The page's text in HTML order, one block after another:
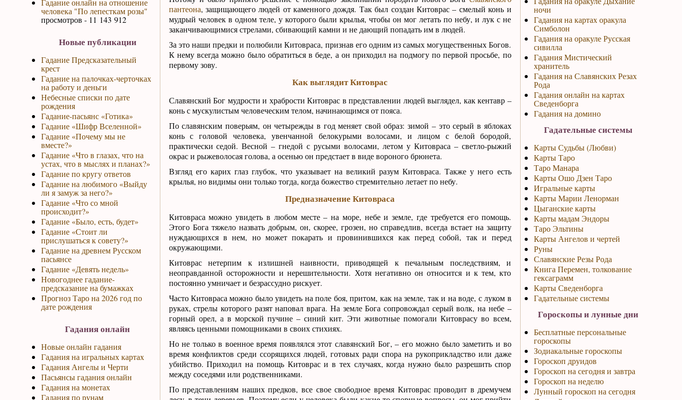
Гадание онлайн на отношение
человека "По лепесткам розы"
просмотров - 11 143 912
Новые публикации
Гадание Предсказательный
крест
Гадание на палочках-черточках
на работу и деньги
Небесные списки по дате
рождения
Гадание-пасьянс «Готика»
Гадание «Шифр Вселенной»
Гадание «Почему мы не
вместе?»
Гадание «Что в глазах, что на
устах, что в мыслях и планах?»
Гадание по кругу ответов
Гадание на любимого «Выйду
ли я замуж за него?»
Гадание «Что со мной
происходит?»
Гадание «Было, есть, будет»
Гадание «Стоит ли
прислушаться к совету?»
Гадание на древнем Русском
пасьянсе
Гадание «Девять недель»
Новогоднее гадание-
предсказание на бумажках
Прогноз Таро на 2026 год по
дате рождения
Гадания онлайн
Новые онлайн гадания
Гадания на игральных картах
Гадания Ангелы и Черти
Пасьянсы гадания онлайн
Гадания на монетах
Гадания по рунам
пантеона, защищающего людей от каменного дождя. Так был создан Китоврас – смелый конь и
мудрый человек в одном теле, у которого были крылья, чтобы он мог летать по небу, и лук с не
заканчивающимися стрелами, сбивающий камни и не дающий попадать им в людей.
За это наши предки и полюбили Китовраса, признав его одним из самых могущественных Богов.
К нему всегда можно было обратиться в беде, а он приходил на подмогу по первой просьбе, по
первому зову.
Как выглядит Китоврас
Славянский Бог мудрости и храбрости Китоврас в представлении людей выглядел, как кентавр –
конь с мускулистым человеческим телом, начинающимся от пояса.
По славянским поверьям, он четырежды в год меняет свой образ: зимой – это серый в яблоках
конь с головой человека, увенчанной белокурыми волосами, и лицом с белой бородой,
практически седой. Весной – гнедой с русыми волосами, летом у Китовраса – светло-рыжий
окрас и рыжеволосая голова, а осенью он предстает в виде вороного брюнета.
Взгляд его карих глаз глубок, что указывает на великий разум Китовраса. Также у него есть
крылья, но видимы они только тогда, когда божество стремительно летает по небу.
Предназначение Китовраса
Китовраса можно увидеть в любом месте – на море, небе и земле, где требуется его помощь.
Этого Бога тяжело назвать добрым, он, скорее, грозен, но справедлив, всегда встает на защиту
нуждающихся в нем, но может покарать и провинившихся как перед собой, так и перед
окружающими.
Китоврас нетерпим к излишней наивности, приводящей к печальным последствиям, и
неоправданной осторожности и нерешительности. Хотя негативно он относится и к тем, кто
постоянно умничает и безрассудно рискует.
Часто Китовраса можно было увидеть на поле боя, притом, как на земле, так и на воде, с луком в
руках, стрелы которого разят наповал врага. На земле Бога сопровождал серый волк, на небе –
горный орел, а в морской пучине – синий кит. Эти животные помогали Китоврасу во всем,
являясь ценными помощниками в своих стихиях.
Но не только в военное время появлялся этот славянский Бог, – его можно было заметить и во
время конфликтов среди ссорящихся людей, готовых ради спора на рукоприкладство или даже
убийство. Приходил на помощь Китоврас и в тех случаях, когда нужно было разрешить спор
между соседями или родственниками.
По представлениям наших предков, все свое свободное время Китоврас проводит в дремучем
ночи
Гадания на картах оракула
Симболон
Гадания на оракуле Русская
сивилла
Гадания Мистический
хранитель
Гадания на Славянских Резах
Рода
Гадания онлайн на картах
Сведенборга
Гадания на домино
Гадательные системы
Карты Судьбы (Любви)
Карты Таро
Таро Манара
Карты Ошо Дзен Таро
Игральные карты
Карты Марии Ленорман
Цыганские карты
Карты мадам Эндоры
Таро Эльтины
Карты Ангелов и чертей
Руны
Славянские Резы Рода
Книга Перемен, толкование
гексаграмм
Карты Сведенборга
Гадательные системы
Гороскопы и лунные дни
Бесплатные персональные
гороскопы
Зодиакальные гороскопы
Гороскоп друидов
Гороскоп на сегодня и завтра
Гороскоп на неделю
Лунный гороскоп на сегодня